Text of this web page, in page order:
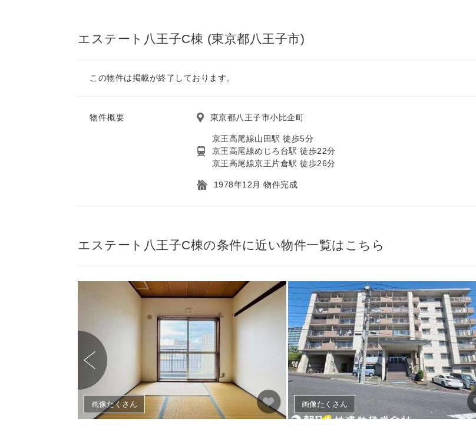
エステート八王子C棟 (東京都八王子市)
この物件は掲載が終了しております。
物件概要 東京都八王子市小比企町
京王高尾線山田駅 徒歩5分
京王高尾線めじろ台駅 徒歩22分
京王高尾線京王片倉駅 徒歩26分
1978年12月 物件完成
エステート八王子C棟の条件に近い物件一覧はこちら
画像たくさん 画像たくさん